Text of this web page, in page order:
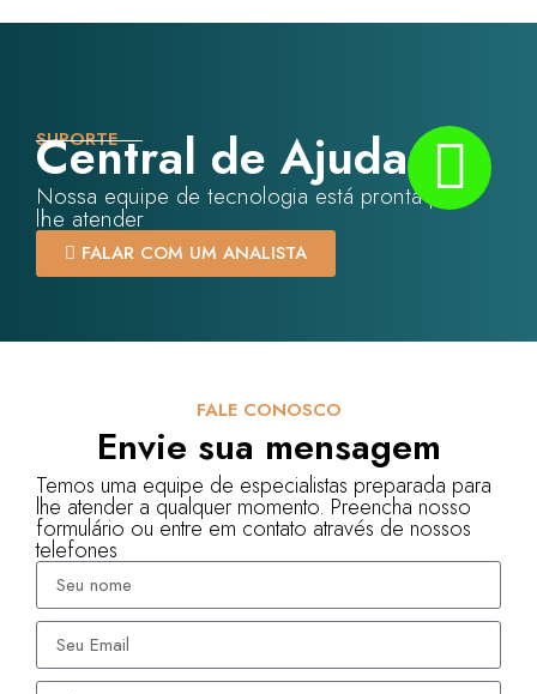
SUPORTE
Central de Ajuda
Nossa equipe de tecnologia está pronta para
lhe atender
FALAR COM UM ANALISTA
FALE CONOSCO
Envie sua mensagem
Temos uma equipe de especialistas preparada para
lhe atender a qualquer momento. Preencha nosso
formulário ou entre em contato através de nossos
telefones